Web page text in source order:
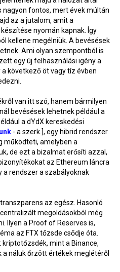
nagyon fontos, mert évek múltán
az a jutalom, amit a
nyomán kapnak. Így
kellene megélniük. A bevésések
Ami olyan szempontból is
egy új felhasználási igény a
következő öt vagy tíz évben
van itt szó, hanem bármilyen
bevésések lehetnek például a
a dYdX kereskedési
- a szerk.], egy hibrid rendszer.
működteti, amelyben a
de ezt a bizalmat erősíti azzal,
az Ethereum láncra
a rendszer a szabályoknak
az egész. Hasonló
megoldásokból még
Ilyen a Proof of Reserves is,
az FTX tőzsde csődje óta.
mint a Binance,
náluk őrzött értékek meglétéről